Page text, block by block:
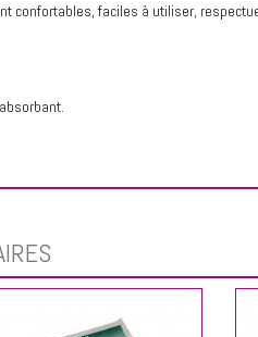
confortables, faciles à utiliser,